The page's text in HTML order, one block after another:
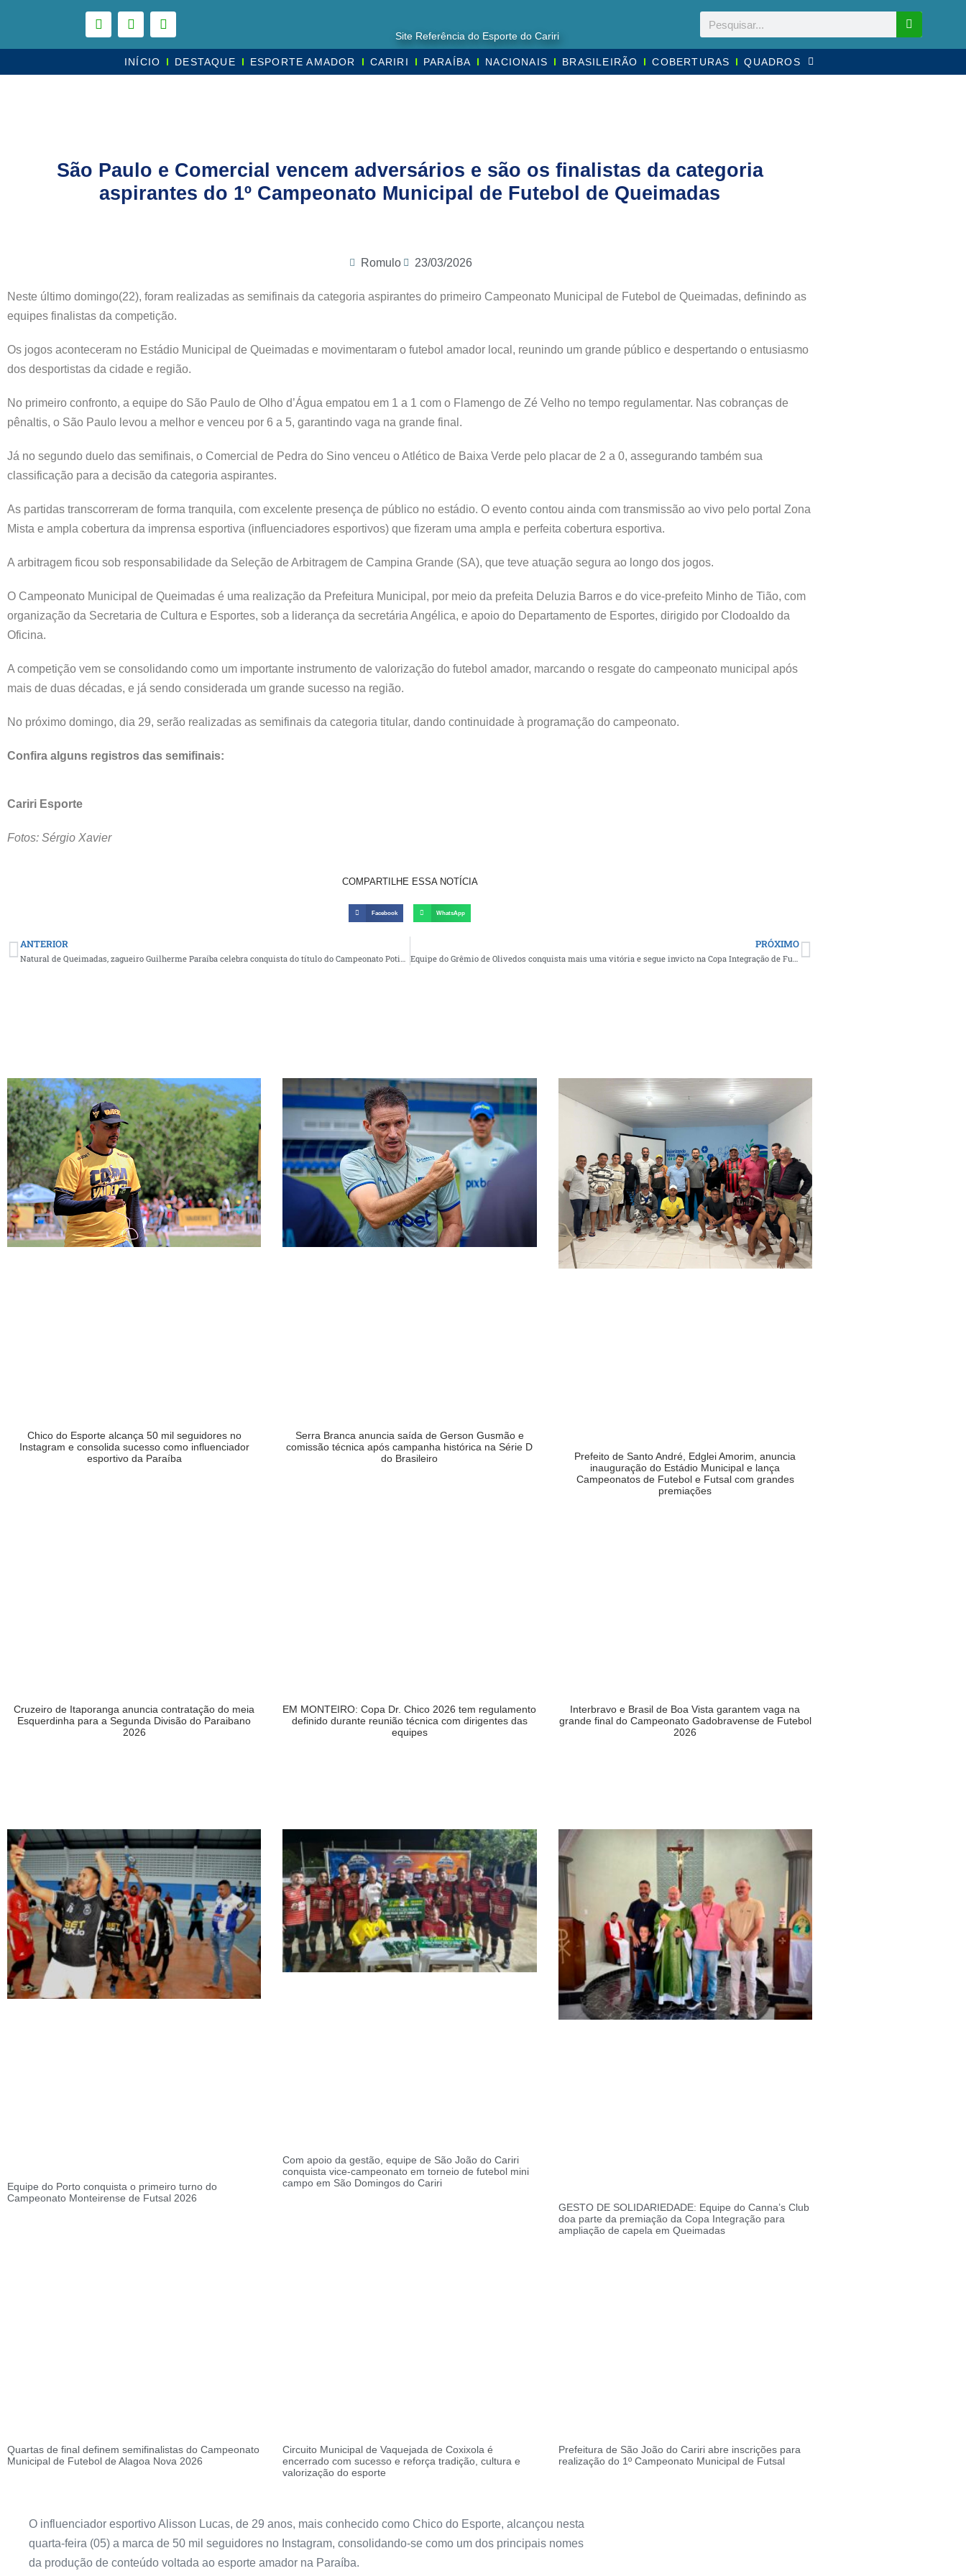
Site Referência do Esporte do Cariri
INÍCIO DESTAQUE ESPORTE AMADOR CARIRI PARAÍBA NACIONAIS BRASILEIRÃO COBERTURAS QUADROS
São Paulo e Comercial vencem adversários e são os finalistas da categoria
aspirantes do 1º Campeonato Municipal de Futebol de Queimadas
Romulo 23/03/2026
Neste último domingo(22), foram realizadas as semifinais da categoria aspirantes do primeiro Campeonato Municipal de Futebol de Queimadas, definindo as
equipes finalistas da competição.
Os jogos aconteceram no Estádio Municipal de Queimadas e movimentaram o futebol amador local, reunindo um grande público e despertando o entusiasmo
dos desportistas da cidade e região.
No primeiro confronto, a equipe do São Paulo de Olho d’Água empatou em 1 a 1 com o Flamengo de Zé Velho no tempo regulamentar. Nas cobranças de
pênaltis, o São Paulo levou a melhor e venceu por 6 a 5, garantindo vaga na grande final.
Já no segundo duelo das semifinais, o Comercial de Pedra do Sino venceu o Atlético de Baixa Verde pelo placar de 2 a 0, assegurando também sua
classificação para a decisão da categoria aspirantes.
As partidas transcorreram de forma tranquila, com excelente presença de público no estádio. O evento contou ainda com transmissão ao vivo pelo portal Zona
Mista e ampla cobertura da imprensa esportiva (influenciadores esportivos) que fizeram uma ampla e perfeita cobertura esportiva.
A arbitragem ficou sob responsabilidade da Seleção de Arbitragem de Campina Grande (SA), que teve atuação segura ao longo dos jogos.
O Campeonato Municipal de Queimadas é uma realização da Prefeitura Municipal, por meio da prefeita Deluzia Barros e do vice-prefeito Minho de Tião, com
organização da Secretaria de Cultura e Esportes, sob a liderança da secretária Angélica, e apoio do Departamento de Esportes, dirigido por Clodoaldo da
Oficina.
A competição vem se consolidando como um importante instrumento de valorização do futebol amador, marcando o resgate do campeonato municipal após
mais de duas décadas, e já sendo considerada um grande sucesso na região.
No próximo domingo, dia 29, serão realizadas as semifinais da categoria titular, dando continuidade à programação do campeonato.
Confira alguns registros das semifinais:
Cariri Esporte
Fotos: Sérgio Xavier
COMPARTILHE ESSA NOTÍCIA
Facebook WhatsApp
ANTERIOR PRÓXIMO
Chico do Esporte alcança 50 mil seguidores no
Instagram e consolida sucesso como influenciador
esportivo da Paraíba
Serra Branca anuncia saída de Gerson Gusmão e
comissão técnica após campanha histórica na Série D
do Brasileiro
Prefeito de Santo André, Edglei Amorim, anuncia
inauguração do Estádio Municipal e lança
Campeonatos de Futebol e Futsal com grandes
premiações
Cruzeiro de Itaporanga anuncia contratação do meia
Esquerdinha para a Segunda Divisão do Paraibano
2026
EM MONTEIRO: Copa Dr. Chico 2026 tem regulamento
definido durante reunião técnica com dirigentes das
equipes
Interbravo e Brasil de Boa Vista garantem vaga na
grande final do Campeonato Gadobravense de Futebol
2026
Equipe do Porto conquista o primeiro turno do
Campeonato Monteirense de Futsal 2026
Com apoio da gestão, equipe de São João do Cariri
conquista vice-campeonato em torneio de futebol mini
campo em São Domingos do Cariri
GESTO DE SOLIDARIEDADE: Equipe do Canna’s Club
doa parte da premiação da Copa Integração para
ampliação de capela em Queimadas
Quartas de final definem semifinalistas do Campeonato
Municipal de Futebol de Alagoa Nova 2026
Circuito Municipal de Vaquejada de Coxixola é
encerrado com sucesso e reforça tradição, cultura e
valorização do esporte
Prefeitura de São João do Cariri abre inscrições para
realização do 1º Campeonato Municipal de Futsal
O influenciador esportivo Alisson Lucas, de 29 anos, mais conhecido como Chico do Esporte, alcançou nesta
quarta-feira (05) a marca de 50 mil seguidores no Instagram, consolidando-se como um dos principais nomes
da produção de conteúdo voltada ao esporte amador na Paraíba.